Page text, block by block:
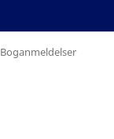
Boganmeldelser